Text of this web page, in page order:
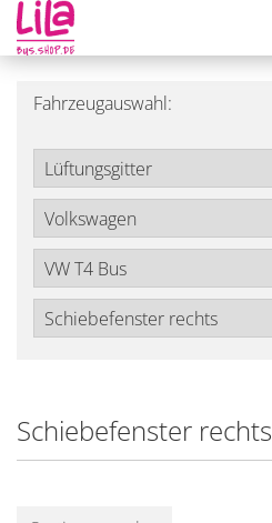
Fahrzeugauswahl:
Schiebefenster rechts